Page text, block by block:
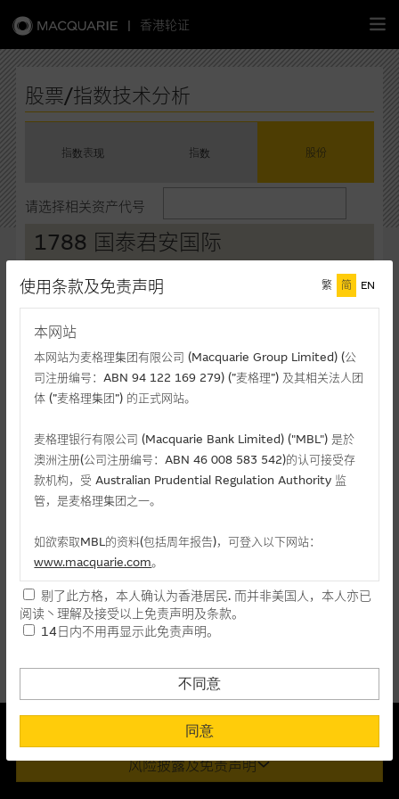
| 香港轮证
选股攻略
中资股票专页
麦格理投资教室
会员专区
关於我们
股票/指数技术分析
指数表现 指数 股份
请选择相关资产代号
1788 国泰君安国际
现价(港元)
2.845
升/跌(%)
+36.78%
2.850
最後更新时间: 10-08-2026 16:20 (十五分钟延迟)
相关图表
相关认股证/牛熊证
编号 相关资产
22683 国泰君安国际(认购) 3.89
28214
国泰君安国际(认购)
使用条款及免责声明 繁 简 EN
本网站
本网站为麦格理集团有限公司 (Macquarie Group Limited) (公
司注册编号：ABN 94 122 169 279) (”麦格理”) 及其相关法人团
体 (”麦格理集团”) 的正式网站。
麦格理银行有限公司 (Macquarie Bank Limited) ("MBL") 是於
澳洲注册(公司注册编号：ABN 46 008 583 542)的认可接受存
款机构，受 Australian Prudential Regulation Authority 监
管，是麦格理集团之一。
如欲索取MBL的资料(包括周年报告)，可登入以下网站：
www.macquarie.com。
本网站所载资料会随时更改，而不作另行通知，如阁下欲取麦格
理的资料，可直接联络本集团职员。
民使用，并不提供或发售予美国人。本网站内容无意要约或唆使
阁下购买证券丶基金单位或其他投资工具(不论在参考条款上或在
其他地方)，但清楚表明上述意图的个别段落则属例外。
提供网站内容的基准 － 使用时请考虑个人风险
剔了此方格，本人确认为香港居民. 而并非美国人，本人亦已
阅读丶理解及接受以上免责声明及条款。
14日内不用再显示此免责声明。
不同意
同意
此内容来自我们在所示日期时认为可靠之来源，且均以真诚提供。然
而，Macquarie Capital Limited (CE No. AAC 534)(「 MCL 」)不作陈
风险披露及免责声明